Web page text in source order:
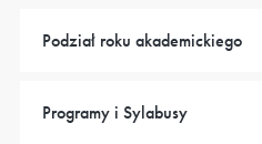
Podział roku akademickiego
Programy i Sylabusy